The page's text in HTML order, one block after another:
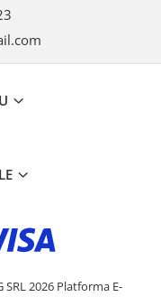
2026 Platforma E-